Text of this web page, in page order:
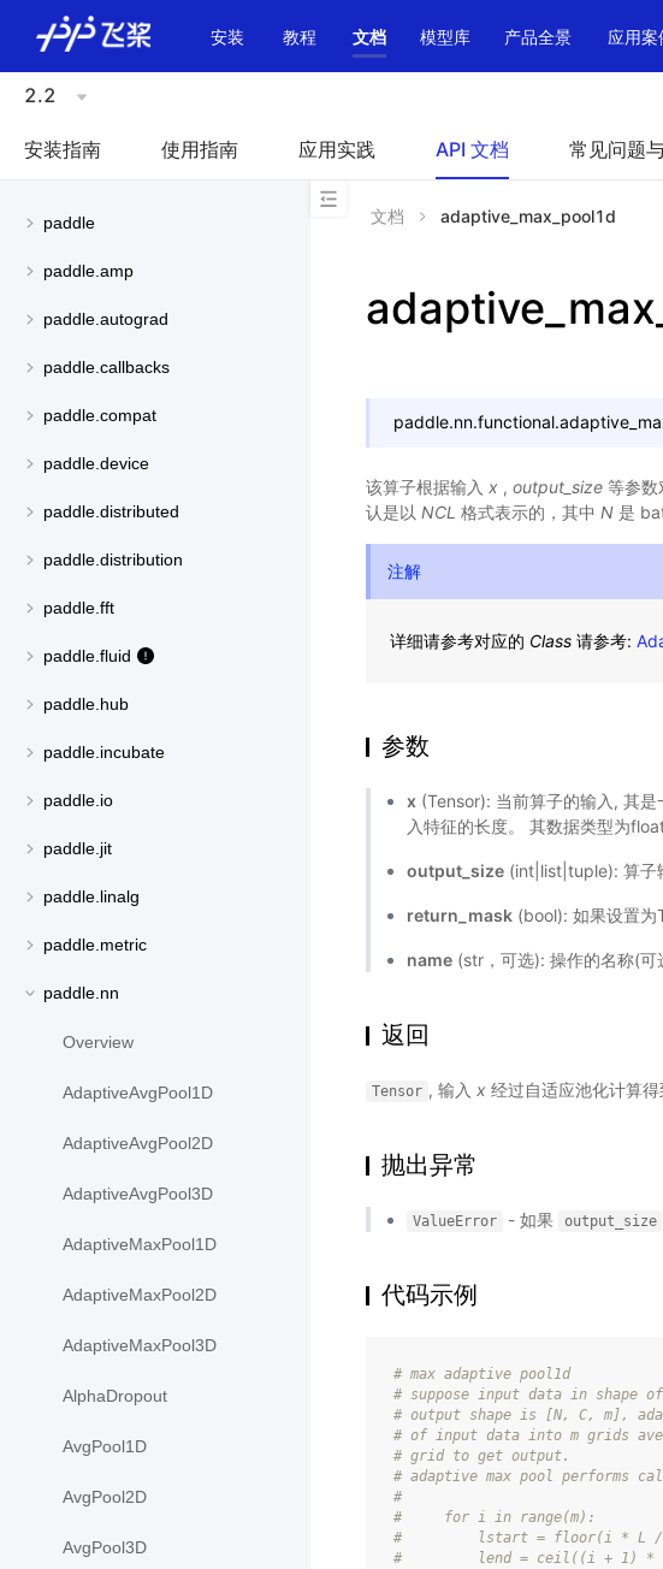
安装 教程 文档 模型库 产品全景 应用案
2.2
安装指南 使用指南 应用实践 API 文档 常见问题
paddle
paddle.amp
paddle.autograd
paddle.callbacks
paddle.compat
paddle.device
paddle.distributed
paddle.distribution
paddle.fft
paddle.fluid
paddle.hub
paddle.incubate
paddle.io
paddle.jit
paddle.linalg
paddle.metric
paddle.nn
Overview
AdaptiveAvgPool1D
AdaptiveAvgPool2D
AdaptiveAvgPool3D
AdaptiveMaxPool1D
AdaptiveMaxPool2D
AdaptiveMaxPool3D
AlphaDropout
AvgPool1D
AvgPool2D
AvgPool3D
文档 adaptive_max_pool1d
paddle.nn.functional.
该算子根据输入 x , output_size 等参数
认是以 NCL 格式表示的，其中 N 是
注解
详细请参考对应的 Class 请参考:
参数
x (Tensor): 当前算子的输入, 其是
入特征的长度。 其数据类型为
output_size (int|list|tuple): 算子
return_mask (bool): 如果设置为
name (str，可选): 操作的名称(
返回
Tensor , 输入 x经过自适应池化计算得
抛出异常
ValueError - 如果 output_size
代码示例
# max adaptive pool1d
# suppose input data in shape
# output shape is [N, C, m],
# of input data into m grids
# grid to get output.
# adaptive max pool performs
#
#     for i in range(m):
#         lstart = floor(i * L /
#         lend = ceil((i + 1) *